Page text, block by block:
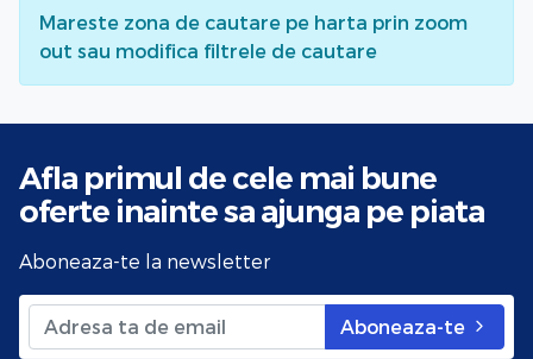
Mareste zona de cautare pe harta prin zoom
out sau modifica filtrele de cautare
Afla primul de cele mai bune
oferte inainte sa ajunga pe piata
Aboneaza-te la newsletter
Aboneaza-te